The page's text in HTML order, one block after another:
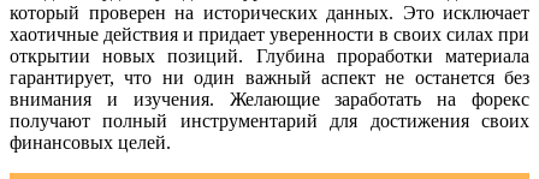
который проверен на исторических данных. Это исключает
хаотичные действия и придает уверенности в своих силах при
открытии новых позиций. Глубина проработки материала
гарантирует, что ни один важный аспект не останется без
внимания и изучения. Желающие заработать на форекс
получают полный инструментарий для достижения своих
финансовых целей.